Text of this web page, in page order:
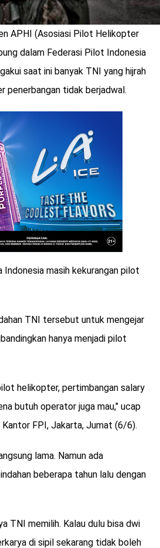
APHI (Asosiasi Pilot Helikopter
dalam Federasi Pilot Indonesia
saat ini banyak TNI yang hijrah
penerbangan tidak berjadwal.
Indonesia masih kekurangan pilot
TNI tersebut untuk mengejar
hanya menjadi pilot
helikopter, pertimbangan salary
butuh operator juga mau," ucap
Kantor FPI, Jakarta, Jumat (6/6).
lama. Namun ada
beberapa tahun lalu dengan
TNI memilih. Kalau dulu bisa dwi
di sipil sekarang tidak boleh